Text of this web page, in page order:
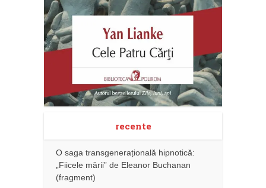
recente
O saga transgenerațională hipnotică:
„Fiicele mării” de Eleanor Buchanan
(fragment)